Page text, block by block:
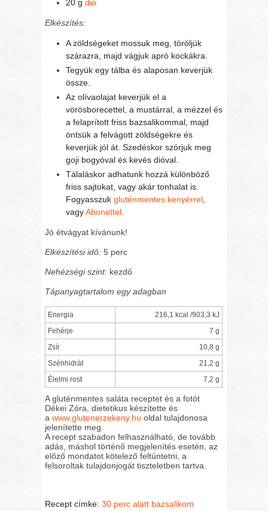
20 gdió
Elkészítés:
A zöldségeket mossuk meg, töröljük
szárazra, majd vágjuk apró kockákra.
Tegyük egy tálba és alaposan keverjük
össze.
Az olívaolajat keverjük el a
vörösborecettel, a mustárral, a mézzel és
a felaprított friss bazsalikommal, majd
öntsük a felvágott zöldségekre és
keverjük jól át. Szedéskor szórjuk meg
goji bogyóval és kevés dióval.
Tálaláskor adhatunk hozzá különböző
friss sajtokat, vagy akár tonhalat is.
Fogyasszukgluténmentes kenyérrel,
vagyAbonettel.
Jó étvágyat kívánunk!
Elkészítési idő: 5 perc
Nehézségi szint: kezdő
Tápanyagtartalom egy adagban
Energia
216,1 kcal /903,3 kJ
Fehérje
7 g
Zsír
10,8 g
Szénhidrát
21,2 g
Élelmi rost
7,2 g
A gluténmentes saláta receptet és a fotót
Dékei Zóra, dietetikus készítette és
awww.glutenerzekeny.hu oldal tulajdonosa
jelenítette meg.
A recept szabadon felhasználható, de tovább
adás, máshol történő megjelenítés esetén, az
előző mondatot kötelező feltüntetni, a
felsoroltak tulajdonjogát tiszteletben tartva.
Recept címke:30 perc alatt bazsalikom